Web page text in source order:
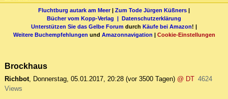
Fluchtburg autark am Meer| Zum Tode Jürgen Küßners |
Bücher vom Kopp-Verlag | Datenschutzerklärung
Unterstützen Sie das Gelbe Forum durch Käufe bei Amazon! |
Weitere Buchempfehlungen und Amazonnavigation | Cookie-Einstellungen
Brockhaus
Richbot, Donnerstag, 05.01.2017, 20:28 (vor 3500 Tagen) @ DT 4624
Views